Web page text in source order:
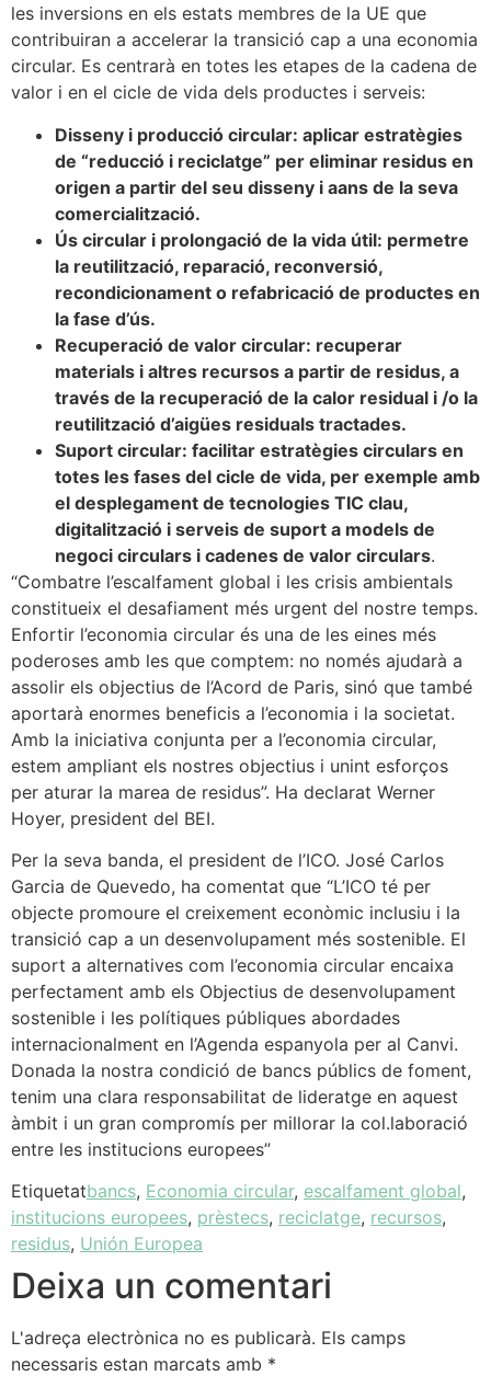
les inversions en els estats membres de la UE que
contribuiran a accelerar la transició cap a una economia
circular. Es centrarà en totes les etapes de la cadena de
valor i en el cicle de vida dels productes i serveis:
Disseny i producció circular: aplicar estratègies
de “reducció i reciclatge” per eliminar residus en
origen a partir del seu disseny i aans de la seva
comercialització.
Ús circular i prolongació de la vida útil: permetre
la reutilització, reparació, reconversió,
recondicionament o refabricació de productes en
la fase d’ús.
Recuperació de valor circular: recuperar
materials i altres recursos a partir de residus, a
través de la recuperació de la calor residual i /o la
reutilització d’aigües residuals tractades.
Suport circular: facilitar estratègies circulars en
totes les fases del cicle de vida, per exemple amb
el desplegament de tecnologies TIC clau,
digitalització i serveis de suport a models de
negoci circulars i cadenes de valor circulars.
“Combatre l’escalfament global i les crisis ambientals
constitueix el desafiament més urgent del nostre temps.
Enfortir l’economia circular és una de les eines més
poderoses amb les que comptem: no només ajudarà a
assolir els objectius de l’Acord de Paris, sinó que també
aportarà enormes beneficis a l’economia i la societat.
Amb la iniciativa conjunta per a l’economia circular,
estem ampliant els nostres objectius i unint esforços
per aturar la marea de residus”. Ha declarat Werner
Hoyer, president del BEI.
Per la seva banda, el president de l’ICO. José Carlos
Garcia de Quevedo, ha comentat que “L’ICO té per
objecte promoure el creixement econòmic inclusiu i la
transició cap a un desenvolupament més sostenible. El
suport a alternatives com l’economia circular encaixa
perfectament amb els Objectius de desenvolupament
sostenible i les polítiques públiques abordades
internacionalment en l’Agenda espanyola per al Canvi.
Donada la nostra condició de bancs públics de foment,
tenim una clara responsabilitat de lideratge en aquest
àmbit i un gran compromís per millorar la col.laboració
entre les institucions europees”
Etiquetatbancs, Economia circular, escalfament global,
institucions europees, prèstecs, reciclatge, recursos,
residus, Unión Europea
Deixa un comentari
L'adreça electrònica no es publicarà. Els camps
necessaris estan marcats amb *